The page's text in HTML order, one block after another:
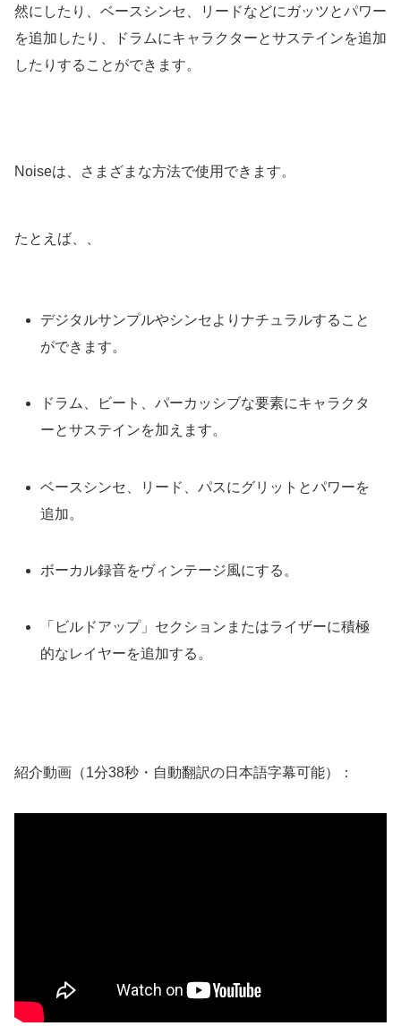
然にしたり、ベースシンセ、リードなどにガッツとパワー
を追加したり、ドラムにキャラクターとサステインを追加
したりすることができます。
Noiseは、さまざまな方法で使用できます。
たとえば、、
デジタルサンプルやシンセよりナチュラルすること
ができます。
ドラム、ビート、パーカッシブな要素にキャラクタ
ーとサステインを加えます。
ベースシンセ、リード、パスにグリットとパワーを
追加。
ボーカル録音をヴィンテージ風にする。
「ビルドアップ」セクションまたはライザーに積極
的なレイヤーを追加する。
紹介動画（1分38秒・自動翻訳の日本語字幕可能）：